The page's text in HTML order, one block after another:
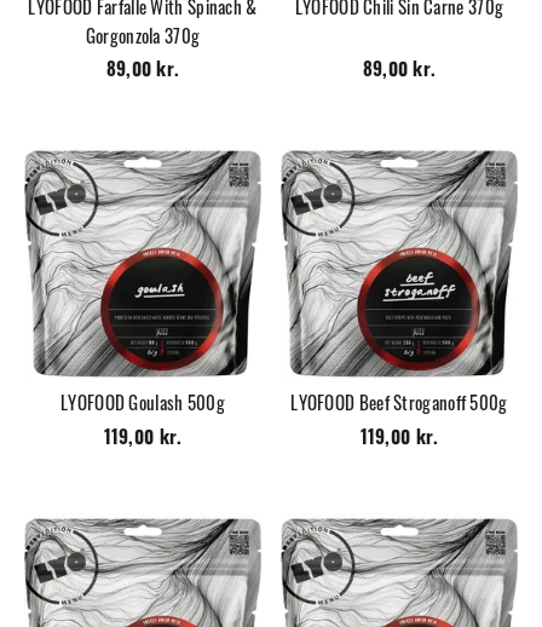
LYOFOOD Farfalle With Spinach &
Gorgonzola 370g
89,00 kr.
LYOFOOD Chili Sin Carne 370g
89,00 kr.
LYOFOOD Goulash 500g
119,00 kr.
LYOFOOD Beef Stroganoff 500g
119,00 kr.